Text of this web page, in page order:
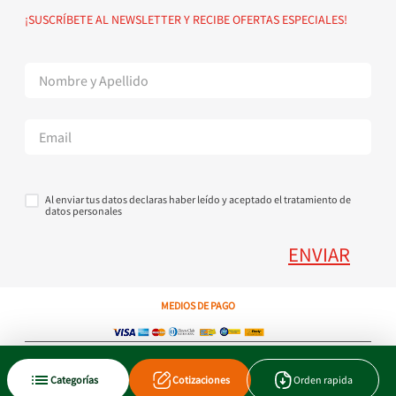
Categorías Cotizaciones Orden rapida
Suscribete al Newsletter
Superintendencia de Industria y Comercio
¡SUSCRÍBETE AL NEWSLETTER Y RECIBE OFERTAS ESPECIALES!
Al enviar tus datos declaras haber leído y aceptado el tratamiento de
datos personales
ENVIAR
MEDIOS DE PAGO
Copyright © 2023 JEN SA. Derechos Reservados. Util.com.co.